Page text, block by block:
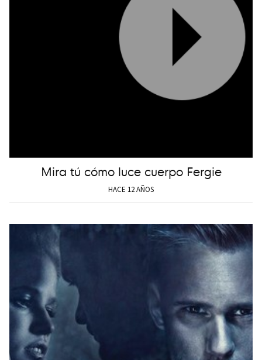
Mira tú cómo luce cuerpo Fergie
HACE 12 AÑOS